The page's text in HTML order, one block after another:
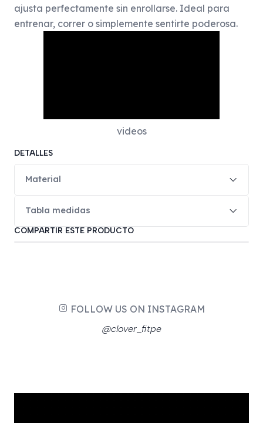
ajusta perfectamente sin enrollarse. Ideal para
entrenar, correr o simplemente sentirte poderosa.
videos
DETALLES
Material
Tabla medidas
COMPARTIR ESTE PRODUCTO
FOLLOW US ON INSTAGRAM
@clover_fitpe